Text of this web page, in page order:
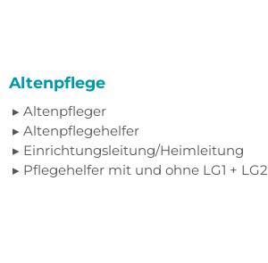
Altenpflege
Altenpfleger
Altenpflegehelfer
Einrichtungsleitung/Heimleitung
Pflegehelfer mit und ohne LG1 + LG2